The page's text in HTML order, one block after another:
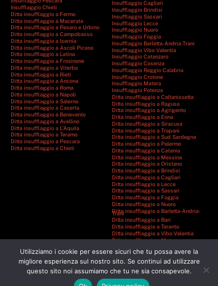
Insufflaggio Chieti
Ditta insufflaggio a Fermo
Ditta insufflaggio a Macerata
Ditta insufflaggio a Pesaro e Urbino
Ditta insufflaggio a Campobasso
Ditta insufflaggio a Isernia
Ditta insufflaggio a Ascoli Piceno
Ditta insufflaggio a Latina
Ditta insufflaggio a Frosinone
Ditta insufflaggio a Viterbo
Ditta insufflaggio a Rieti
Ditta insufflaggio a Ancona
Ditta insufflaggio a Roma
Ditta insufflaggio a Napoli
Ditta insufflaggio a Salerno
Ditta insufflaggio a Caserta
Ditta insufflaggio a Benevento
Ditta insufflaggio a Avellino
Ditta insufflaggio a L’Aquila
Ditta insufflaggio a Teramo
Ditta insufflaggio a Pescara
Ditta insufflaggio a Chieti
Insufflaggio Cagliari
Insufflaggio Brindisi
Insufflaggio Sassari
Insufflaggio Lecce
Insufflaggio Nuoro
Insufflaggio Foggia
Insufflaggio Barletta-Andria-Trani
Insufflaggio Vibo Valentia
Insufflaggio Catanzaro
Insufflaggio Cosenza
Insufflaggio Reggio Calabria
Insufflaggio Crotone
Insufflaggio Matera
Insufflaggio Potenza
Ditta insufflaggio a Caltanissetta
Ditta insufflaggio a Ragusa
Ditta insufflaggio a Agrigento
Ditta insufflaggio a Enna
Ditta insufflaggio a Siracusa
Ditta insufflaggio a Trapani
Ditta insufflaggio a Sud Sardegna
Ditta insufflaggio a Palermo
Ditta insufflaggio a Catania
Ditta insufflaggio a Messina
Ditta insufflaggio a Oristano
Ditta insufflaggio a Brindisi
Ditta insufflaggio a Cagliari
Ditta insufflaggio a Lecce
Ditta insufflaggio a Sassari
Ditta insufflaggio a Foggia
Ditta insufflaggio a Nuoro
Ditta insufflaggio a Barletta-Andria-
Trani
Ditta insufflaggio a Bari
Ditta insufflaggio a Taranto
Ditta insufflaggio a Vibo Valentia
Ditta insufflaggio a Matera
Ditta insufflaggio a Cosenza
Ditta insufflaggio a Reggio Calabria
Ditta insufflaggio a Potenza
Utilizziamo i cookie per essere sicuri che tu possa avere la
migliore esperienza sul nostro sito. Se continui ad utilizzare
questo sito noi assumiamo che tu ne sia consapevole.